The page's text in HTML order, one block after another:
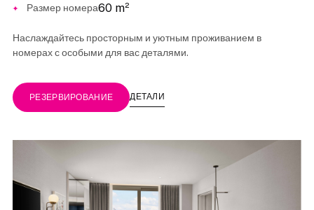
Размер номера60 m²
Наслаждайтесь просторным и уютным проживанием в
номерах с особыми для вас деталями.
РЕЗЕРВИРОВАНИЕ ДЕТАЛИ